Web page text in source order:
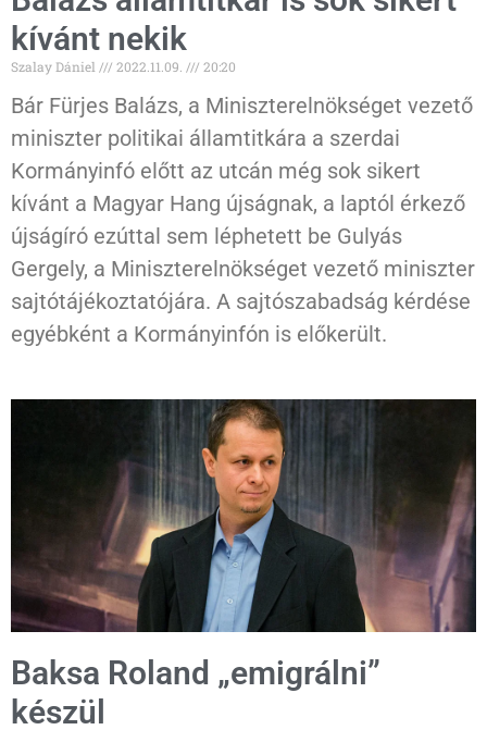
kívánt nekik
Szalay Dániel 2022.11.09. 20:20
Bár Fürjes Balázs, a Miniszterelnökséget vezető
miniszter politikai államtitkára a szerdai
Kormányinfó előtt az utcán még sok sikert
kívánt a Magyar Hang újságnak, a laptól érkező
újságíró ezúttal sem léphetett be Gulyás
Gergely, a Miniszterelnökséget vezető miniszter
sajtótájékoztatójára. A sajtószabadság kérdése
egyébként a Kormányinfón is előkerült.
Baksa Roland „emigrálni”
készül